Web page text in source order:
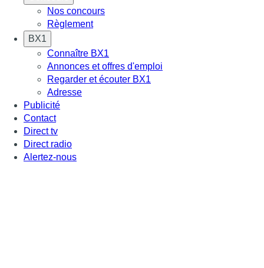
Nos concours
Règlement
BX1
Connaître BX1
Annonces et offres d'emploi
Regarder et écouter BX1
Adresse
Publicité
Contact
Direct tv
Direct radio
Alertez-nous